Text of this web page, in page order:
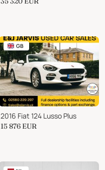
GB
2016 Fiat 124 Lusso Plus
15 876 EUR